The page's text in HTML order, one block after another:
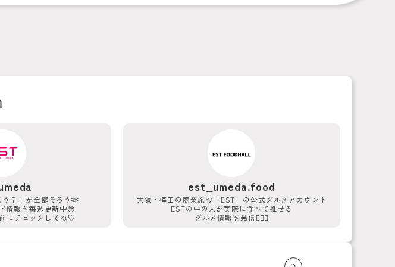
う？」が全部そろう🫶
情報を毎週更新中😚
にチェックしてね♡
est_umeda.food
大阪・梅田の商業施設「EST」の公式グルメアカウント
ESTの中の人が実際に食べて推せる
グルメ情報を発信💁‍♀️✨